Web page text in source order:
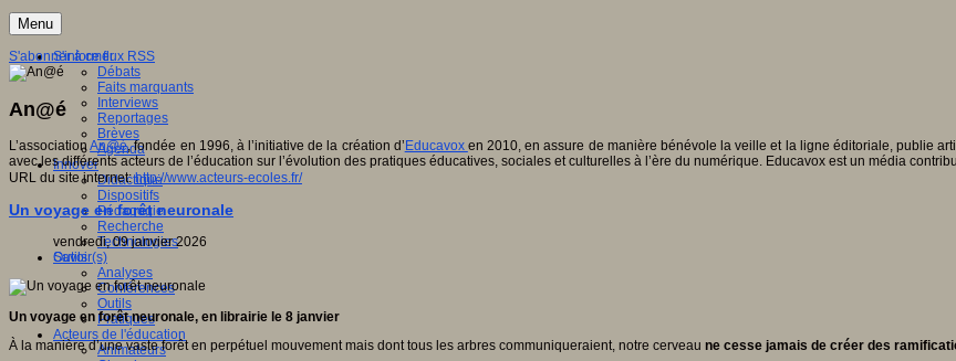
Menu
S'informer
Débats
Faits marquants
Interviews
Reportages
Brèves
Agenda
Innover
Didactique
Dispositifs
Pédagogie
Recherche
Technologies
Savoir(s)
Analyses
Conférences
Outils
Pratiques
Acteurs de l'éducation
Animateurs
S'abonner à ce flux RSS
An@é
L’associationAn@é, fondée en 1996, à l’initiative de la création d’Educavox en 2010, en assure de manière bénévole la veille et la ligne éditoriale, publie
avec les différents acteurs de l’éducation sur l’évolution des pratiques éducatives, sociales et culturelles à l’ère du numérique. Educavox est un média
URL du site internet:http://www.acteurs-ecoles.fr/
Un voyage en forêt neuronale
vendredi, 09 janvier 2026
Outils
Un voyage en forêt neuronale, en librairie le 8 janvier
À la manière d’une vaste forêt en perpétuel mouvement mais dont tous les arbres communiqueraient, notre cerveau ne cesse jamais de créer des